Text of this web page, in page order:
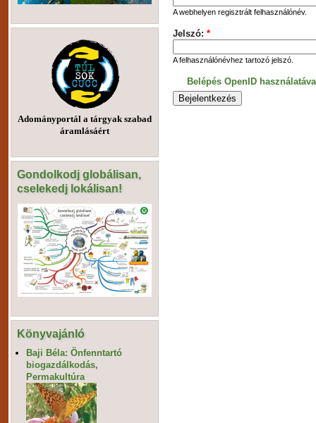
Adományportál a tárgyak szabad
áramlásáért
Gondolkodj globálisan,
cselekedj lokálisan!
Könyvajánló
Baji Béla: Önfenntartó
biogazdálkodás,
Permakultúra
A webhelyen regisztrált felhasználónév.
Jelszó: *
A felhasználónévhez tartozó jelszó.
Belépés OpenID